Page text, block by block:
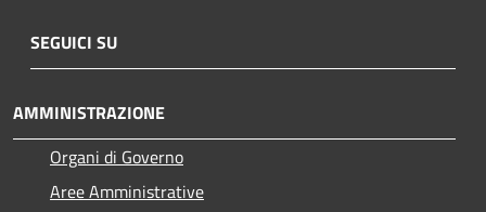
SEGUICI SU
AMMINISTRAZIONE
Organi di Governo
Aree Amministrative